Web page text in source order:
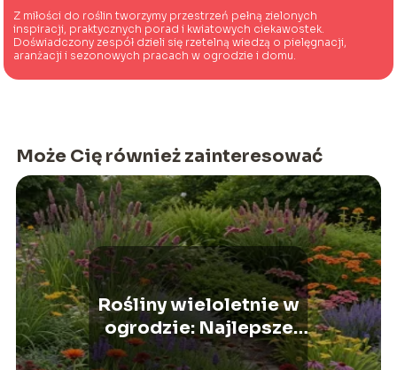
Z miłości do roślin tworzymy przestrzeń pełną zielonych
inspiracji, praktycznych porad i kwiatowych ciekawostek.
Doświadczony zespół dzieli się rzetelną wiedzą o pielęgnacji,
aranżacji i sezonowych pracach w ogrodzie i domu.
Może Cię również zainteresować
Rośliny wieloletnie w
ogrodzie: Najlepsze
wybory i ich zalety